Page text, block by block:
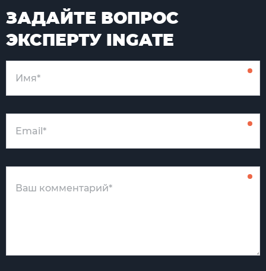
ЗАДАЙТЕ ВОПРОС
ЭКСПЕРТУ INGATE